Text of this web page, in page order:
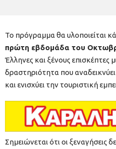
Το πρόγραμμα θα υλοποιείται
πρώτη εβδομάδα του
Έλληνες και ξένους επισκέπτες
δραστηριότητα που
και ενισχύει την τουριστική
Σημειώνεται ότι οι ξεναγήσεις